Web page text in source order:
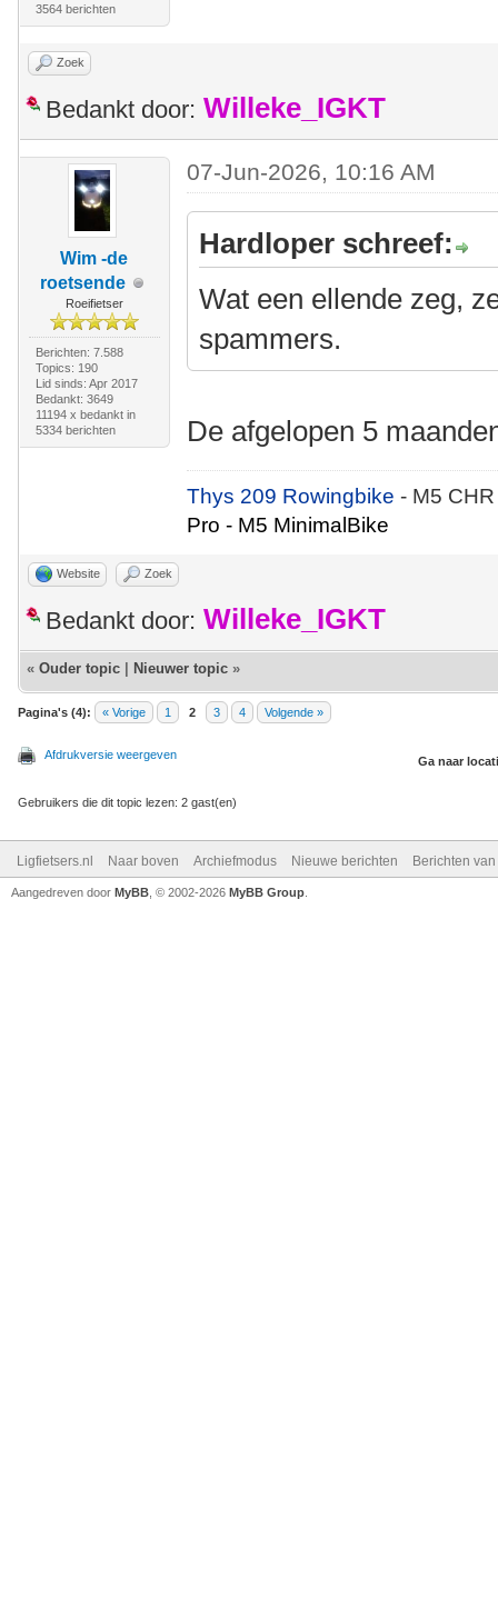
3564 berichten
Zoek
Bedankt door: Willeke_IGKT
Wim -de
roetsende
Roeifietser
Berichten: 7.588
Topics: 190
Lid sinds: Apr 2017
Bedankt: 3649
11194 x bedankt in
5334 berichten
07-Jun-2026, 10:16 AM
Hardloper schreef:
Wat een ellende zeg,
spammers.
De afgelopen 5
Thys 209 Rowingbike- M5
Pro - M5 MinimalBike
Website Zoek
Bedankt door: Willeke_IGKT
« Ouder topic Nieuwer topic »
Pagina's (4): « Vorige 1 2 3 4 Volgende »
Afdrukversie weergeven Ga naar
Gebruikers die dit topic lezen: 2 gast(en)
Ligfietsers.nl Naar boven Archiefmodus Nieuwe berichten Berichten
Aangedreven door MyBB , © 2002-2026 MyBB Group